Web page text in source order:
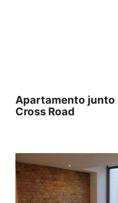
Apartamento junto
Cross Road